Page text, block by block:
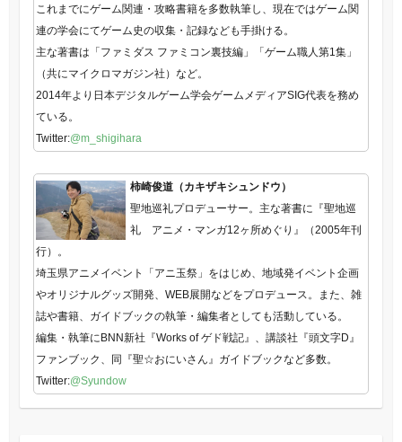
これまでにゲーム関連・攻略書籍を多数執筆し、現在ではゲーム関
連の学会にてゲーム史の収集・記録なども手掛ける。
主な著書は「ファミダス ファミコン裏技編」「ゲーム職人第1集」
（共にマイクロマガジン社）など。
2014年より日本デジタルゲーム学会ゲームメディアSIG代表を務め
ている。
Twitter:@m_shigihara
柿崎俊道（カキザキシュンドウ）
聖地巡礼プロデューサー。主な著書に『聖地巡
礼 アニメ・マンガ12ヶ所めぐり』（2005年刊
行）。
埼玉県アニメイベント「アニ玉祭」をはじめ、地域発イベント企画
やオリジナルグッズ開発、WEB展開などをプロデュース。また、雑
誌や書籍、ガイドブックの執筆・編集者としても活動している。
編集・執筆にBNN新社『Works of ゲド戦記』、講談社『頭文字D』
ファンブック、同『聖☆おにいさん』ガイドブックなど多数。
Twitter:@Syundow